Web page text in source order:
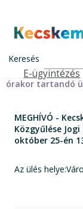
tartalomra
Kecskemét
Keresés
Felső navigáció
E-ügyintézés
MEGHÍVÓ -
Jogi és Ügyrendi
órakor tartandó
MEGHÍVÓ -
Közgyűlése
október 25-én
Az ülés